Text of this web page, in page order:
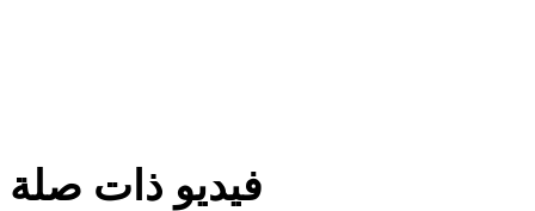
فيديو ذات صلة